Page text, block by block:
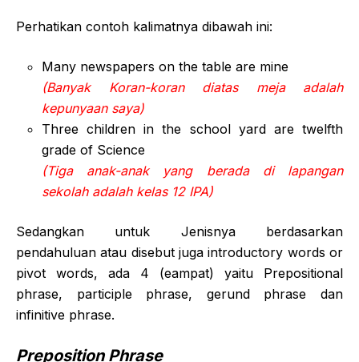
Perhatikan contoh kalimatnya dibawah ini:
Many newspapers on the table are mine
(Banyak Koran-koran diatas meja adalah
kepunyaan saya)
Three children in the school yard are twelfth
grade of Science
(Tiga anak-anak yang berada di lapangan
sekolah adalah kelas 12 IPA)
Sedangkan untuk Jenisnya berdasarkan
pendahuluan atau disebut juga introductory words or
pivot words, ada 4 (eampat) yaitu Prepositional
phrase, participle phrase, gerund phrase dan
infinitive phrase.
Preposition Phrase